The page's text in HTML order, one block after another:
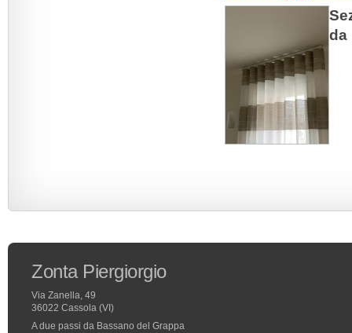
da
Zonta Piergiorgio
Via Zanella, 49
36022 Cassola (VI)
A due passi da Bassano del Grappa